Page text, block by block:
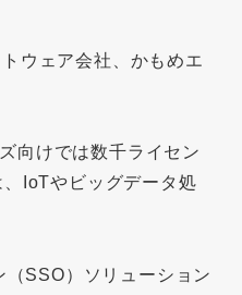
ウェア会社、かもめエ
向けでは数千ライセン
IoTやビッグデータ処
SSO）ソリューション